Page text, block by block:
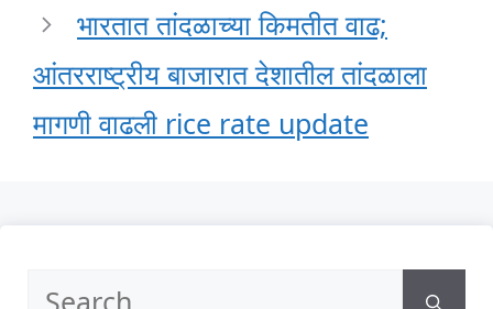
भारतात तांदळाच्या किमतीत वाढ;
आंतरराष्ट्रीय बाजारात देशातील तांदळाला
मागणी वाढली rice rate update
Search